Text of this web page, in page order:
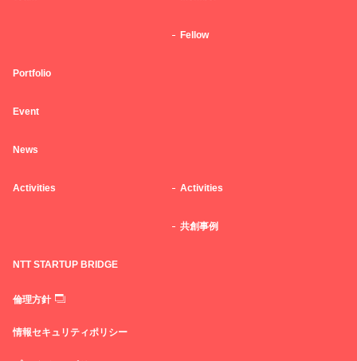
Fellow
Portfolio
Event
News
Activities Activities
共創事例
NTT STARTUP BRIDGE
倫理方針
情報セキュリティポリシー